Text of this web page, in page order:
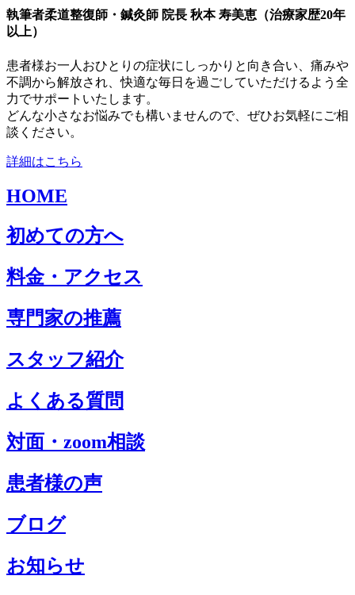
執筆者柔道整復師・鍼灸師 院長 秋本 寿美恵（治療家歴20年
以上）
患者様お一人おひとりの症状にしっかりと向き合い、痛みや
不調から解放され、快適な毎日を過ごしていただけるよう全
力でサポートいたします。
どんな小さなお悩みでも構いませんので、ぜひお気軽にご相
談ください。
詳細はこちら
HOME
初めての方へ
料金・アクセス
専門家の推薦
スタッフ紹介
よくある質問
対面・zoom相談
患者様の声
ブログ
お知らせ